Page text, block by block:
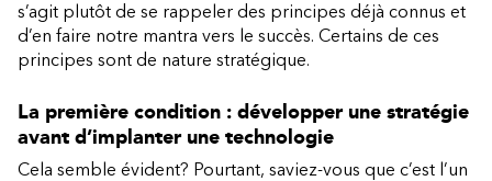
s’agit plutôt de se rappeler des principes déjà connus et
d’en faire notre mantra vers le succès. Certains de ces
principes sont de nature stratégique.
La première condition : développer une stratégie
avant d’implanter une technologie
Cela semble évident? Pourtant, saviez-vous que c’est l’un